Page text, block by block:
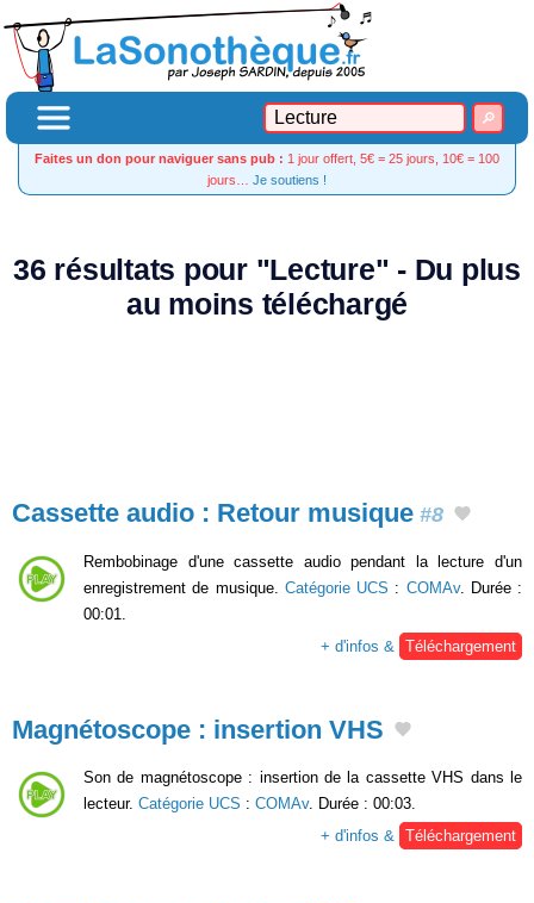
Faites un don pour naviguer sans pub : 1 jour offert, 5€ = 25 jours, 10€ = 100
jours… Je soutiens !
36 résultats pour "Lecture" - Du plus
au moins téléchargé
Cassette audio : Retour musique #8
Rembobinage d'une cassette audio pendant la lecture d'un
enregistrement de musique. Catégorie UCS : COMAv. Durée :
00:01.
+ d'infos &
Téléchargement
Magnétoscope : insertion VHS
Son de magnétoscope : insertion de la cassette VHS dans le
lecteur. Catégorie UCS : COMAv. Durée : 00:03.
+ d'infos & Téléchargement